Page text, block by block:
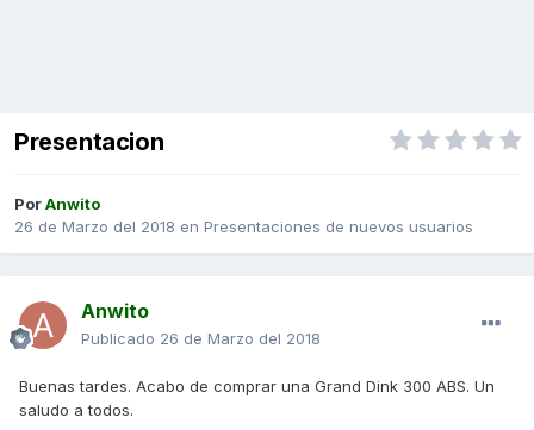
Presentacion
PorAnwito
26 de Marzo del 2018 en Presentaciones de nuevos usuarios
Anwito
Publicado 26 de Marzo del 2018
Buenas tardes. Acabo de comprar una Grand Dink 300 ABS. Un
saludo a todos.